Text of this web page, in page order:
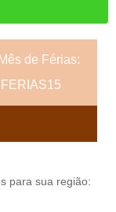
de Férias:
para sua região: